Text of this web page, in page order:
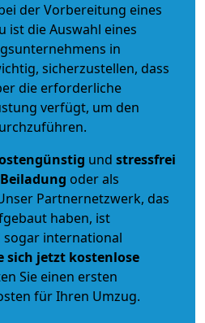
der Vorbereitung eines
ist die Auswahl eines
in
sicherzustellen, dass
die erforderliche
verfügt, um den
und stressfrei
Beiladung oder als
Partnernetzwerk, das
haben, ist
international
sich jetzt kostenlose
Sie einen ersten
für Ihren Umzug.